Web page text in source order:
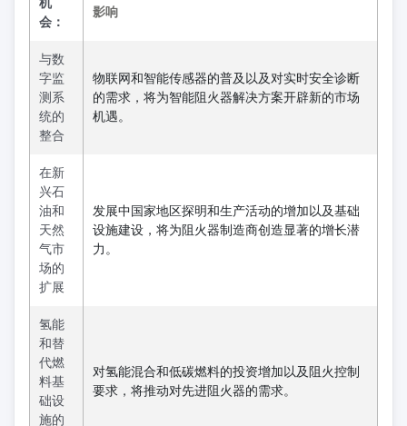
会：
影响
与数
字监
测系
统的
整合
物联网和智能传感器的普及以及对实时安全诊断
的需求，将为智能阻火器解决方案开辟新的市场
机遇。
在新
兴石
油和
天然
气市
场的
扩展
发展中国家地区探明和生产活动的增加以及基础
设施建设，将为阻火器制造商创造显著的增长潜
力。
氢能
和替
代燃
料基
础设
施的
对氢能混合和低碳燃料的投资增加以及阻火控制
要求，将推动对先进阻火器的需求。